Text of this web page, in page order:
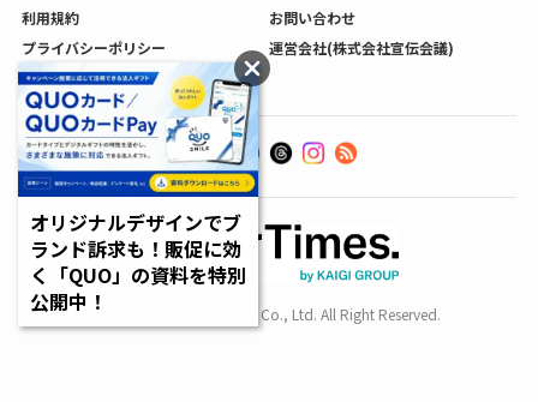
利用規約
お問い合わせ
プライバシーポリシー
運営会社(株式会社宣伝会議)
利用者情報の外部送信について
Copyright SENDENKAIGI Co., Ltd. All Right Reserved.
オリジナルデザインでブ
ランド訴求も！販促に効
く「QUO」の資料を特別
公開中！